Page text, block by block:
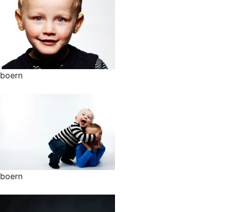
boern
boern